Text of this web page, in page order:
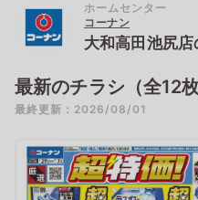
ホームセンター
コーナン
大和高田池尻店
最新のチラシ（全12枚
最終更新：2026/08/01